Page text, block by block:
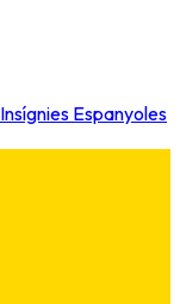
Insígnies Espanyoles